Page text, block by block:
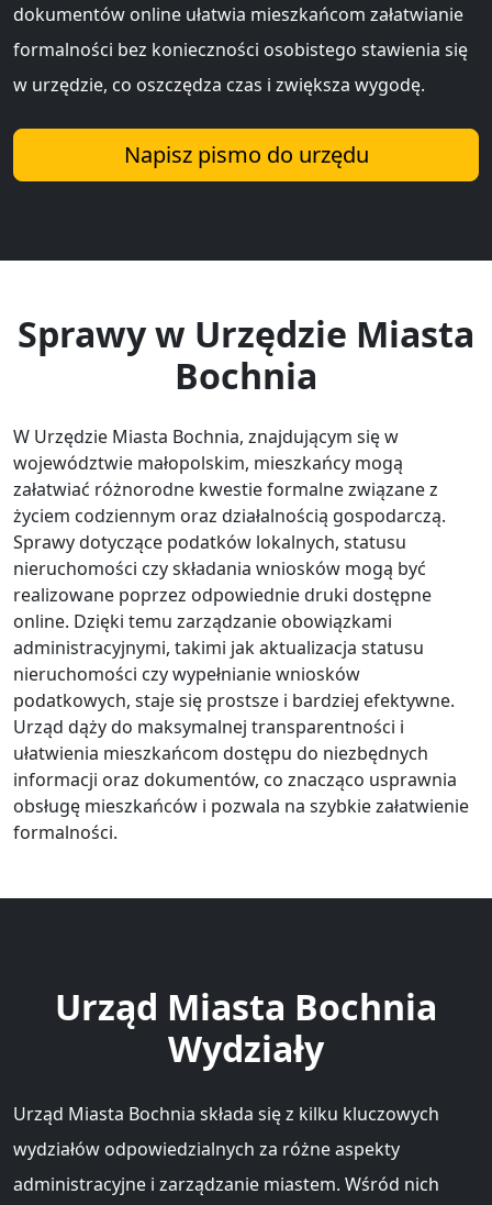
dokumentów online ułatwia mieszkańcom załatwianie
formalności bez konieczności osobistego stawienia się
w urzędzie, co oszczędza czas i zwiększa wygodę.
Napisz pismo do urzędu
Sprawy w Urzędzie Miasta
Bochnia
W Urzędzie Miasta Bochnia, znajdującym się w
województwie małopolskim, mieszkańcy mogą
załatwiać różnorodne kwestie formalne związane z
życiem codziennym oraz działalnością gospodarczą.
Sprawy dotyczące podatków lokalnych, statusu
nieruchomości czy składania wniosków mogą być
realizowane poprzez odpowiednie druki dostępne
online. Dzięki temu zarządzanie obowiązkami
administracyjnymi, takimi jak aktualizacja statusu
nieruchomości czy wypełnianie wniosków
podatkowych, staje się prostsze i bardziej efektywne.
Urząd dąży do maksymalnej transparentności i
ułatwienia mieszkańcom dostępu do niezbędnych
informacji oraz dokumentów, co znacząco usprawnia
obsługę mieszkańców i pozwala na szybkie załatwienie
formalności.
Urząd Miasta Bochnia
Wydziały
Urząd Miasta Bochnia składa się z kilku kluczowych
wydziałów odpowiedzialnych za różne aspekty
administracyjne i zarządzanie miastem. Wśród nich